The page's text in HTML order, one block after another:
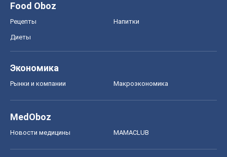
Food Oboz
Рецепты Напитки
Диеты
Экономика
Рынки и компании Mакроэкономика
MedOboz
Новости медицины MAMACLUB